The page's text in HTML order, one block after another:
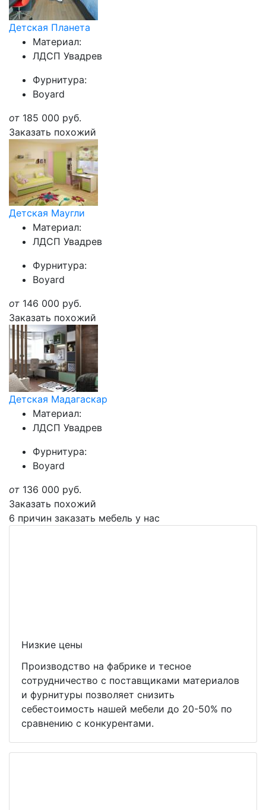
Детская Планета
Материал:
ЛДСП Увадрев
Фурнитура:
Boyard
от 185 000 руб.
Заказать похожий
Детская Маугли
Материал:
ЛДСП Увадрев
Фурнитура:
Boyard
от 146 000 руб.
Заказать похожий
Детская Мадагаскар
Материал:
ЛДСП Увадрев
Фурнитура:
Boyard
от 136 000 руб.
Заказать похожий
6 причин заказать мебель у нас
Низкие цены
Производство на фабрике и тесное
сотрудничество с поставщиками материалов
и фурнитуры позволяет снизить
себестоимость нашей мебели до 20-50% по
сравнению с конкурентами.